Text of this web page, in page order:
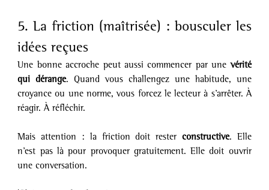
5. La friction (maîtrisée) : bousculer les
idées reçues
Une bonne accroche peut aussi commencer par une vérité
qui dérange. Quand vous challengez une habitude, une
croyance ou une norme, vous forcez le lecteur à s’arrêter. À
réagir. À réfléchir.
Mais attention : la friction doit rester constructive. Elle
n’est pas là pour provoquer gratuitement. Elle doit ouvrir
une conversation.